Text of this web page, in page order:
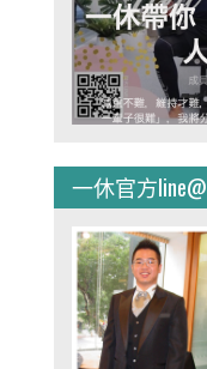
一休官方line@